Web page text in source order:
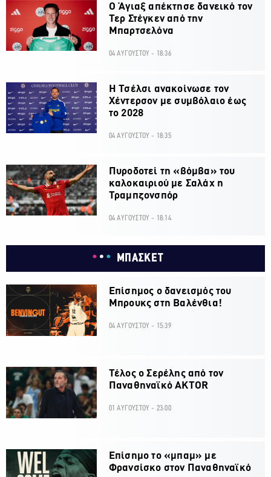
Ο Άγιαξ απέκτησε δανεικό τον
Τερ Στέγκεν από την
Μπαρτσελόνα
04 ΑΥΓΟΥΣΤΟΥ - 18:36
H Τσέλσι ανακοίνωσε τον
Χέντερσον με συμβόλαιο έως
το 2028
04 ΑΥΓΟΥΣΤΟΥ - 18:35
Πυροδοτεί τη «βόμβα» του
καλοκαιριού με Σαλάχ η
Τραμπζονσπόρ
04 ΑΥΓΟΥΣΤΟΥ - 18:14
ΜΠΑΣΚΕΤ
Επίσημος ο δανεισμός του
Μπρουκς στη Βαλένθια!
04 ΑΥΓΟΥΣΤΟΥ - 15:39
Τέλος ο Σερέλης από τον
Παναθηναϊκό AKTOR
01 ΑΥΓΟΥΣΤΟΥ - 23:00
Επίσημο το «μπαμ» με
Φρανσίσκο στον Παναθηναϊκό